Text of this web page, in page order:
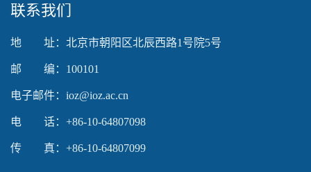
联系我们
地 址：北京市朝阳区北辰西路1号院5号
邮 编：100101
电子邮件：ioz@ioz.ac.cn
电 话：+86-10-64807098
传 真：+86-10-64807099